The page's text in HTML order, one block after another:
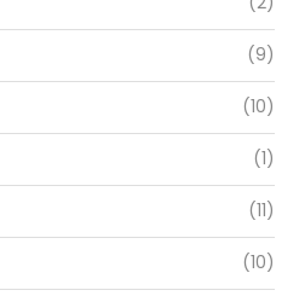
(9)
(10)
(1)
(11)
(10)